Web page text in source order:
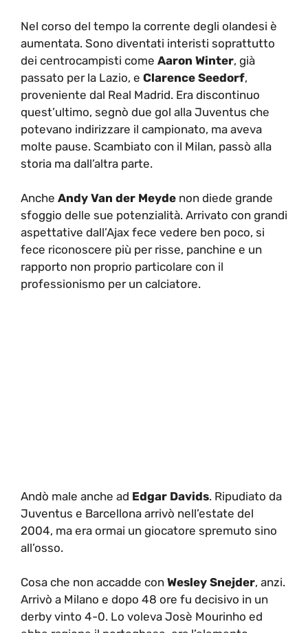
Nel corso del tempo la corrente degli olandesi è
aumentata. Sono diventati interisti soprattutto
dei centrocampisti come Aaron Winter, già
passato per la Lazio, e Clarence Seedorf,
proveniente dal Real Madrid. Era discontinuo
quest’ultimo, segnò due gol alla Juventus che
potevano indirizzare il campionato, ma aveva
molte pause. Scambiato con il Milan, passò alla
storia ma dall’altra parte.
Anche Andy Van der Meyde non diede grande
sfoggio delle sue potenzialità. Arrivato con grandi
aspettative dall’Ajax fece vedere ben poco, si
fece riconoscere più per risse, panchine e un
rapporto non proprio particolare con il
professionismo per un calciatore.
Andò male anche ad Edgar Davids. Ripudiato da
Juventus e Barcellona arrivò nell’estate del
2004, ma era ormai un giocatore spremuto sino
all’osso.
Cosa che non accadde con Wesley Snejder, anzi.
Arrivò a Milano e dopo 48 ore fu decisivo in un
derby vinto 4-0. Lo voleva Josè Mourinho ed